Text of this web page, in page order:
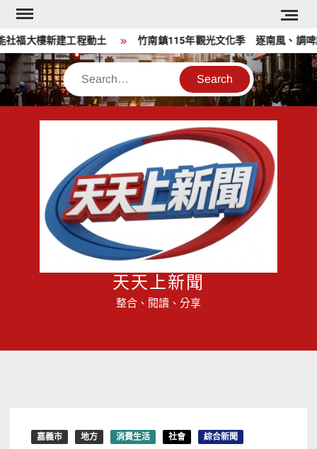
Skip
content
福大樓新建工程動土 竹南鎮115年觀光文化季 逐南風、調啤
Search
天天上新聞
整合、閱讀、分享
嘉義市 地方 消費生活 社會 綜合新聞